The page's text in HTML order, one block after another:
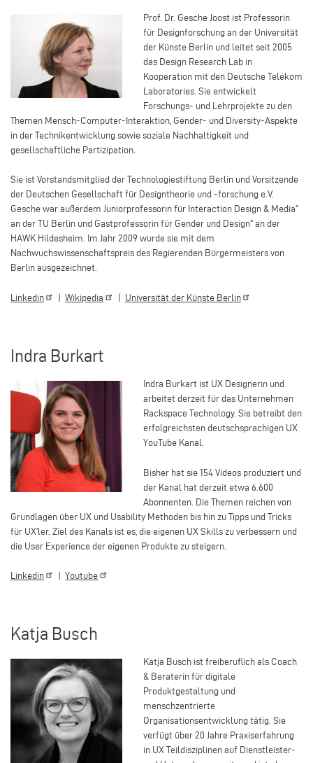
Prof. Dr. Gesche Joost ist Professorin
für Designforschung an der Universität
der Künste Berlin und leitet seit 2005
das Design Research Lab in
Kooperation mit den Deutsche Telekom
Laboratories. Sie entwickelt
Forschungs- und Lehrprojekte zu den
Themen Mensch-Computer-Interaktion, Gender- und Diversity-Aspekte
in der Technikentwicklung sowie soziale Nachhaltigkeit und
gesellschaftliche Partizipation.
Sie ist Vorstandsmitglied der Technologiestiftung Berlin und Vorsitzende
der Deutschen Gesellschaft für Designtheorie und -forschung e.V.
Gesche war außerdem Juniorprofessorin für Interaction Design & Media"
an der TU Berlin und Gastprofessorin für Gender und Design" an der
HAWK Hildesheim. Im Jahr 2009 wurde sie mit dem
Nachwuchswissenschaftspreis des Regierenden Bürgermeisters von
Berlin ausgezeichnet.
Linkedin |Wikipedia | Universität der Künste Berlin
Indra Burkart
Indra Burkart ist UX Designerin und
arbeitet derzeit für das Unternehmen
Rackspace Technology. Sie betreibt den
erfolgreichsten deutschsprachigen UX
YouTube Kanal.
Bisher hat sie 154 Videos produziert und
der Kanal hat derzeit etwa 6.600
Abonnenten. Die Themen reichen von
Grundlagen über UX und Usability Methoden bis hin zu Tipps und Tricks
für UX’ler. Ziel des Kanals ist es, die eigenen UX Skills zu verbessern und
die User Experience der eigenen Produkte zu steigern.
Linkedin |Youtube
Katja Busch
Katja Busch ist freiberuflich als Coach
& Beraterin für digitale
Produktgestaltung und
menschzentrierte
Organisationsentwicklung tätig. Sie
verfügt über 20 Jahre Praxiserfahrung
in UX Teildisziplinen auf Dienstleister-